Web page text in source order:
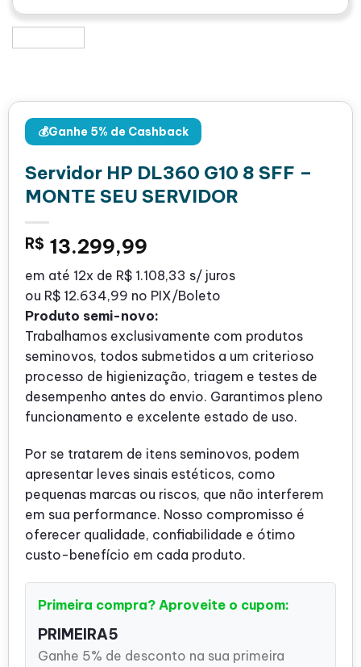
💰Ganhe 5% de Cashback
Servidor HP DL360 G10 8 SFF –
MONTE SEU SERVIDOR
R$ 13.299,99
em até 12x de R$ 1.108,33 s/ juros
ou R$ 12.634,99 no PIX/Boleto
Produto semi-novo:
Trabalhamos exclusivamente com produtos
seminovos, todos submetidos a um criterioso
processo de higienização, triagem e testes de
desempenho antes do envio. Garantimos pleno
funcionamento e excelente estado de uso.
Por se tratarem de itens seminovos, podem
apresentar leves sinais estéticos, como
pequenas marcas ou riscos, que não interferem
em sua performance. Nosso compromisso é
oferecer qualidade, confiabilidade e ótimo
custo-benefício em cada produto.
Primeira compra? Aproveite o cupom:
PRIMEIRA5
Ganhe 5% de desconto na sua primeira